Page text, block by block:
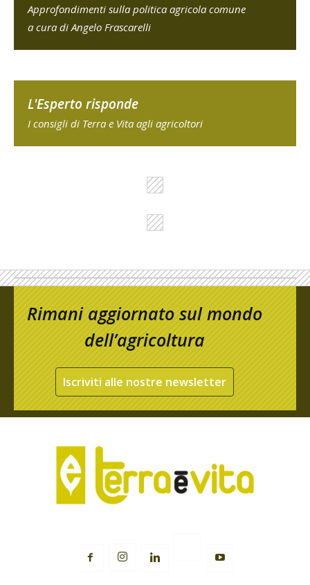
Approfondimenti sulla politica agricola comune
a cura di Angelo Frascarelli
L'Esperto risponde
I consigli di Terra e Vita agli agricoltori
Rimani aggiornato sul mondo
dell’agricoltura
Iscriviti alle nostre newsletter